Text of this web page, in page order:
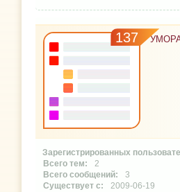
137
2
3
2009-06-19